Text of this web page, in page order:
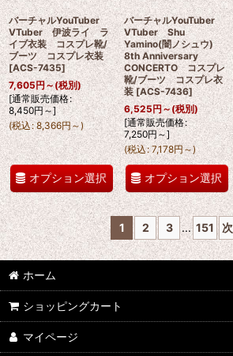
バーチャルYouTuber
VTuber 伊波ライ ラ
イブ衣装 コスプレ靴/
ブーツ コスプレ衣装
[ACS-7435]
7,605円～(税別)
[通常販売価格:
8,450円～]
(税込: 8,366円～)
オプション選択
バーチャルYouTuber
VTuber Shu
Yamino(闇ノシュウ)
8th Anniversary
CONCERTO コスプレ
靴/ブーツ コスプレ衣
装 [ACS-7436]
6,525円～(税別)
[通常販売価格:
7,250円～]
(税込: 7,178円～)
オプション選択
1 2 3 ... 151 次
ホーム
ショッピングカート
マイページ